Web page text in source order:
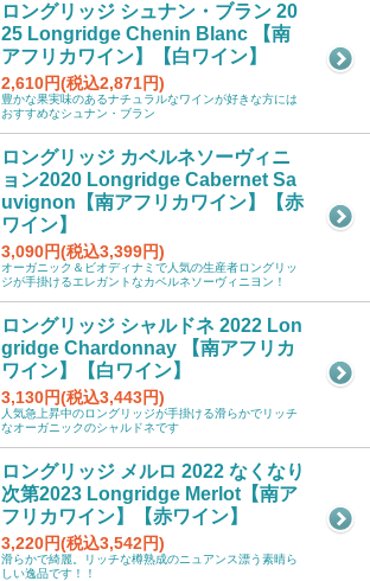
ロングリッジ シュナン・ブラン 20
25 Longridge Chenin Blanc 【南
アフリカワイン】【白ワイン】
2,610円(税込2,871円)
豊かな果実味のあるナチュラルなワインが好きな方には
おすすめなシュナン・ブラン
ロングリッジ カベルネソーヴィニ
ョン2020 Longridge Cabernet Sa
uvignon【南アフリカワイン】【赤
ワイン】
3,090円(税込3,399円)
オーガニック＆ビオディナミで人気の生産者ロングリッ
ジが手掛けるエレガントなカベルネソーヴィニヨン！
ロングリッジ シャルドネ 2022 Lon
gridge Chardonnay 【南アフリカ
ワイン】【白ワイン】
3,130円(税込3,443円)
人気急上昇中のロングリッジが手掛ける滑らかでリッチ
なオーガニックのシャルドネです
ロングリッジ メルロ 2022 なくなり
次第2023 Longridge Merlot【南ア
フリカワイン】【赤ワイン】
3,220円(税込3,542円)
滑らかで綺麗。リッチな樽熟成のニュアンス漂う素晴ら
しい逸品です！！